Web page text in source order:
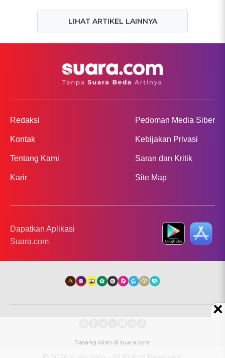
LIHAT ARTIKEL LAINNYA
Redaksi
Kontak
Tentang Kami
Karir
Pedoman Media Siber
Kebijakan Privasi
Saran dan Kritik
Site Map
Dapatkan Aplikasi
Suara.com